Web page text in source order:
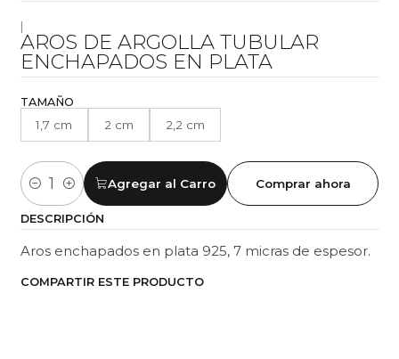
AROS DE ARGOLLA TUBULAR
ENCHAPADOS EN PLATA
TAMAÑO
1,7 cm 2 cm 2,2 cm
Cantidad
Agregar al Carro Comprar ahora
DESCRIPCIÓN
Aros enchapados en plata 925, 7 micras de espesor.
COMPARTIR ESTE PRODUCTO